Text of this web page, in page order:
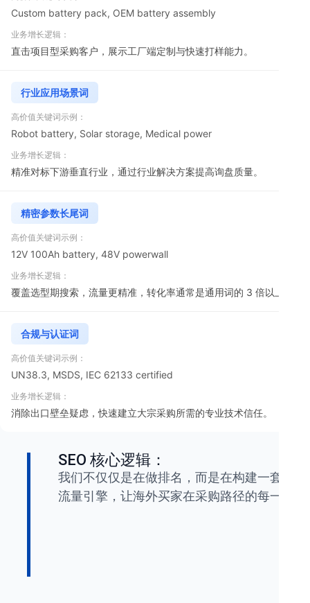
Custom battery pack, OEM battery assembly
直击项目型采购客户，展示工厂端定制与快速打样能力。
行业应用场景词
Robot battery, Solar storage, Medical power
精准对标下游垂直行业，通过行业解决方案提高询盘质量。
精密参数长尾词
12V 100Ah battery, 48V powerwall
覆盖选型期搜索，流量更精准，转化率通常是通用词的 3 倍以上。
合规与认证词
UN38.3, MSDS, IEC 62133 certified
消除出口壁垒疑虑，快速建立大宗采购所需的专业技术信任。
SEO 核心逻辑：
我们不仅仅是在做排名，而是在构建一套覆
流量引擎，让海外买家在采购路径的每一阶